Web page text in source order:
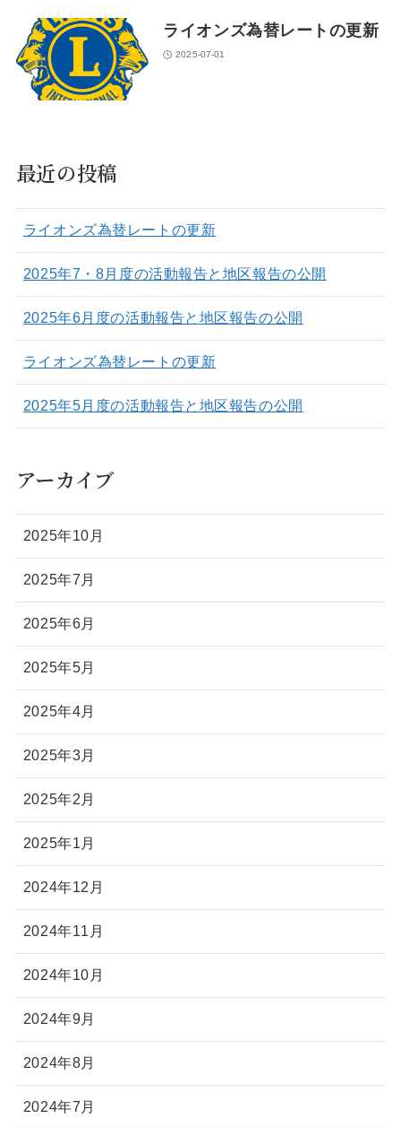
ライオンズ為替レートの更新
2025-07-01
最近の投稿
ライオンズ為替レートの更新
2025年7・8月度の活動報告と地区報告の公開
2025年6月度の活動報告と地区報告の公開
ライオンズ為替レートの更新
2025年5月度の活動報告と地区報告の公開
アーカイブ
2025年10月
2025年7月
2025年6月
2025年5月
2025年4月
2025年3月
2025年2月
2025年1月
2024年12月
2024年11月
2024年10月
2024年9月
2024年8月
2024年7月